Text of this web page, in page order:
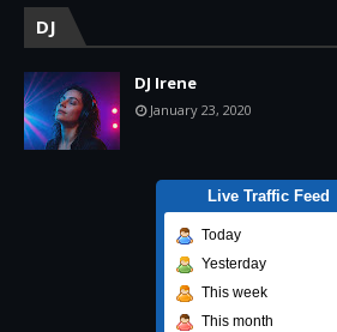
DJ
DJ Irene
January 23, 2020
Live Traffic Feed
Today
Yesterday
This week
This month